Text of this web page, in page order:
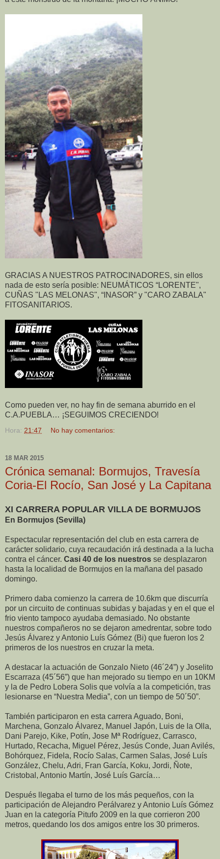
GRACIAS A NUESTROS PATROCINADORES, sin ellos
nada de esto sería posible: NEUMÁTICOS “LORENTE",
CUÑAS "LAS MELONAS", “INASOR” y "CARO ZABALA"
FITOSANITARIOS.
Como pueden ver, no hay fin de semana aburrido en el
C.A.PUEBLA… ¡SEGUIMOS CRECIENDO!
Hora: 21:47 No hay comentarios:
18 MAR 2015
Crónica semanal: Bormujos, Travesía
Coria-El Rocío, San José y La Capitana
XI CARRERA POPULAR VILLA DE BORMUJOS
En Bormujos (Sevilla)
Espectacular representación del club en esta carrera de
carácter solidario, cuya recaudación irá destinada a la lucha
contra el cáncer. Casi 40 de los nuestros se desplazaron
hasta la localidad de Bormujos en la mañana del pasado
domingo.
Primero daba comienzo la carrera de 10.6km que discurría
por un circuito de continuas subidas y bajadas y en el que el
frio viento tampoco ayudaba demasiado. No obstante
nuestros compañeros no se dejaron amedrentar, sobre todo
Jesús Álvarez y Antonio Luís Gómez (Bi) que fueron los 2
primeros de los nuestros en cruzar la meta.
A destacar la actuación de Gonzalo Nieto (46´24”) y Joselito
Escarraza (45´56”) que han mejorado su tiempo en un 10KM
y la de Pedro Lobera Solis que volvía a la competición, tras
lesionarse en “Nuestra Media”, con un tiempo de 50´50”.
También participaron en esta carrera Aguado, Boni,
Marchena, Gonzalo Álvarez, Manuel Japón, Luis de la Olla,
Dani Parejo, Kike, Potín, Jose Mª Rodríguez, Carrasco,
Hurtado, Recacha, Miguel Pérez, Jesús Conde, Juan Avilés,
Bohórquez, Fidela, Rocío Salas, Carmen Salas, José Luís
González, Chelu, Adri, Fran García, Koku, Jordi, Ñote,
Cristobal, Antonio Martín, José Luís García…
Después llegaba el turno de los más pequeños, con la
participación de Alejandro Perálvarez y Antonio Luís Gómez
Juan en la categoría Pitufo 2009 en la que corrieron 200
metros, quedando los dos amigos entre los 30 primeros.